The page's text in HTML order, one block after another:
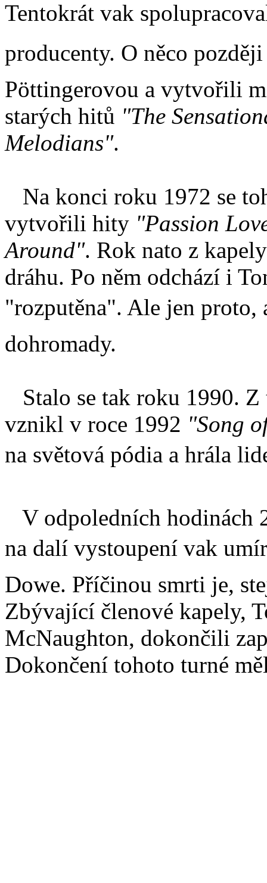
Tentokrát vak
producenty. O něco
Pöttingerovou a vytvořili
starých hitů "The
Melodians".
Na konci roku 1972 se
vytvořili hity "Passion
Around". Rok nato z
dráhu. Po něm odchází i
"rozputěna". Ale jen
dohromady.
Stalo se tak roku 1990.
vznikl v roce 1992 "Song
na světová pódia a hrála
V odpoledních hodinách
na dalí vystoupení vak
Dowe. Příčinou smrti je,
Zbývající členové kapely,
McNaughton, dokončili
Dokončení tohoto turné